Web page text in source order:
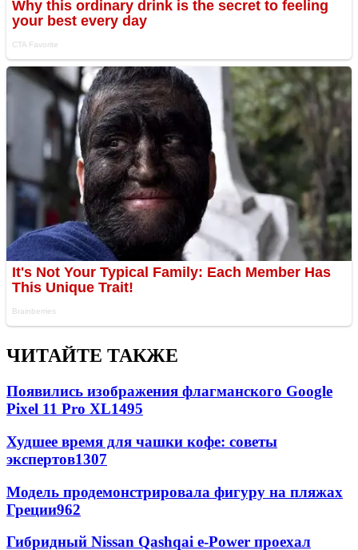
ЧИТАЙТЕ ТАКЖЕ
Появились изображения флагманского Google
Pixel 11 Pro XL1495
Худшее время для чашки кофе: советы
экспертов1307
Модель продемонстрировала фигуру на пляжах
Греции962
Гибридный Nissan Qashqai e-Power проехал